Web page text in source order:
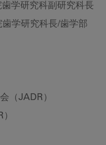
学研究科副研究科長
学研究科長/歯学部
（JADR）